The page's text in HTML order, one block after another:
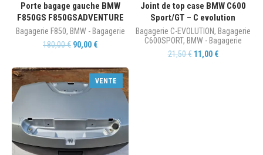
Porte bagage gauche BMW
F850GS F850GSADVENTURE
Bagagerie F850, BMW - Bagagerie
180,00€ 90,00 €
Joint de top case BMW C600
Sport/GT – C evolution
Bagagerie C-EVOLUTION, Bagagerie
C600SPORT, BMW - Bagagerie
21,50€ 11,00 €
VENTE